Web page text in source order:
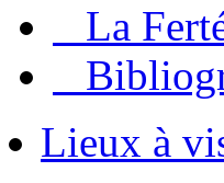
La
Lieux à